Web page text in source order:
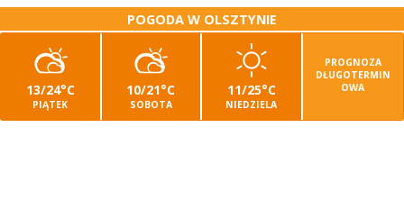
POGODA W OLSZTYNIE
13/24°C
PIĄTEK
10/21°C
SOBOTA
11/25°C
NIEDZIELA
PROGNOZA
DŁUGOTERMIN
OWA